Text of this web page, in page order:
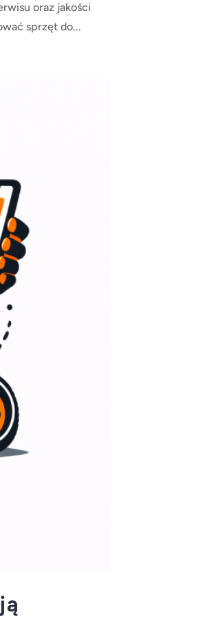
oraz jakości
sprzęt do...